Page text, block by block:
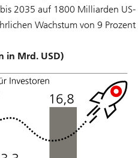
2035 auf 1800 Milliarden US-
Wachstum von 9 Prozent
in Mrd. USD)